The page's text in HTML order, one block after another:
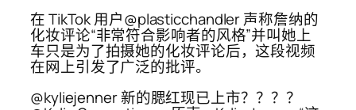
在 TikTok 用户@plasticchandler 声称詹纳的
化妆评论“非常符合影响者的风格”并叫她上
车只是为了拍摄她的化妆评论后，这段视频
在网上引发了广泛的批评。
@kyliejenner 新的腮红现已上市？？？？